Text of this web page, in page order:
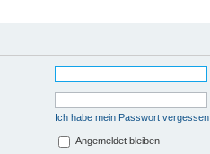
Ich habe mein Passwort vergessen
Angemeldet bleiben